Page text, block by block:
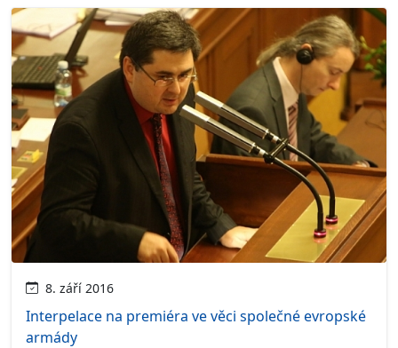
8. září 2016
Interpelace na premiéra ve věci společné evropské
armády